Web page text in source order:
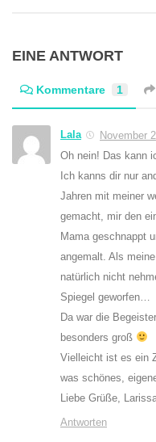
EINE ANTWORT
Kommentare 1
Lala
November
Oh nein! Das kann
Ich kanns dir nur
Jahren mit meiner
gemacht, mir den
Mama geschnappt
angemalt. Als
natürlich nicht
Spiegel geworfen…
Da war die
besonders groß
Vielleicht ist es ein
was schönes,
Liebe Grüße,
Antworten